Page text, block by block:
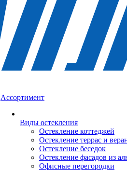
Ассортимент
Виды остекления
Остекление коттеджей
Остекление террас и
Остекление беседок
Остекление фасадов из
Офисные перегородки